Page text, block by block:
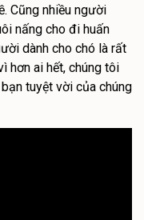
Cũng nhiều người
nấng cho đi huấn
dành cho chó là rất
hơn ai hết, chúng tôi
tuyệt vời của chúng